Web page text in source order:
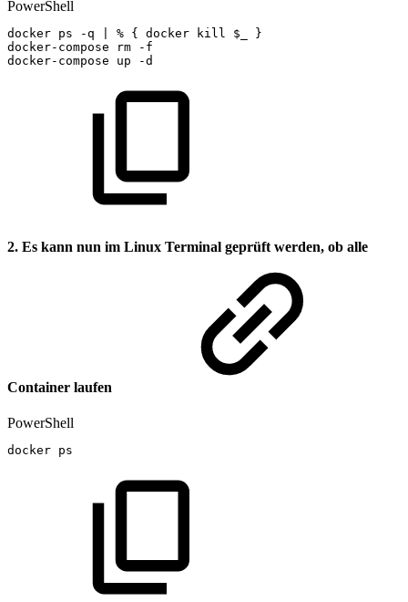
PowerShell
docker ps -q % { docker kill $_
}
docker-compose
rm - f
docker-compose
up -d
2. Es kann nun im Linux Terminal geprüft werden, ob alle
Container laufen
PowerShell
docker ps